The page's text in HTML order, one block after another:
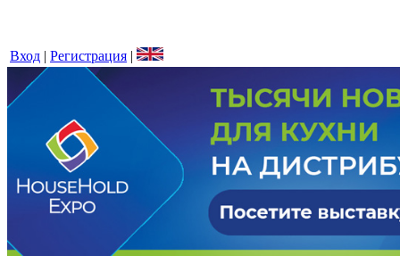
Вход | Регистрация |